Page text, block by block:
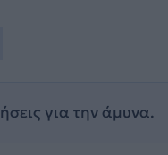
για την άμυνα.